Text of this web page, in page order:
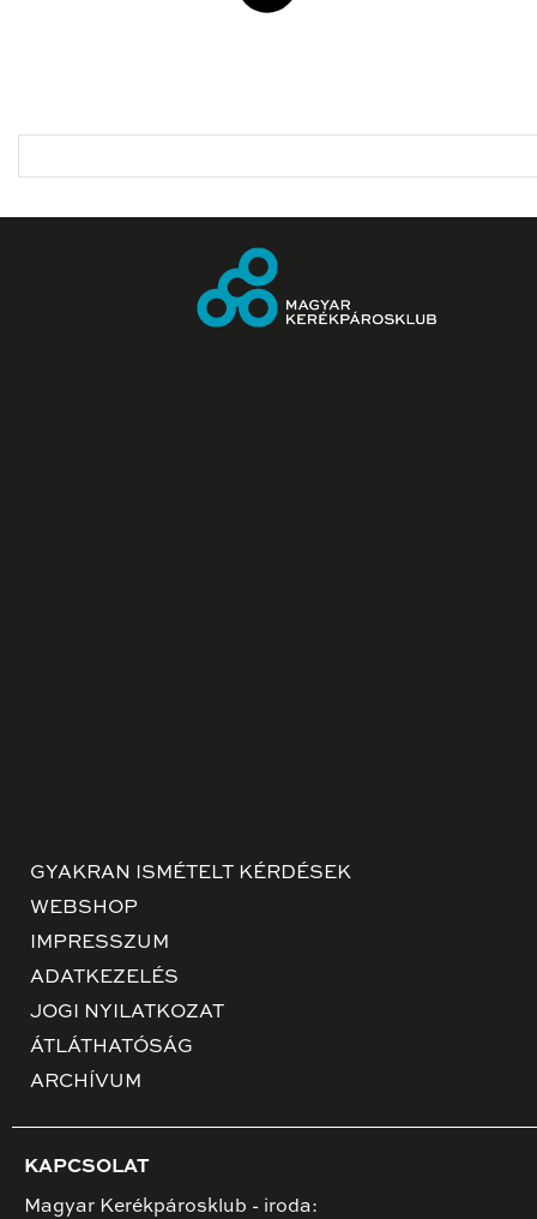
GYAKRAN ISMÉTELT KÉRDÉSEK
WEBSHOP
IMPRESSZUM
ADATKEZELÉS
JOGI NYILATKOZAT
ÁTLÁTHATÓSÁG
ARCHÍVUM
KAPCSOLAT
Magyar Kerékpárosklub - iroda: